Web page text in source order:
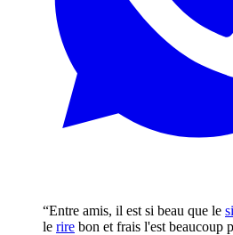
“Entre amis, il est si beau que le
le rire bon et frais l'est beaucoup